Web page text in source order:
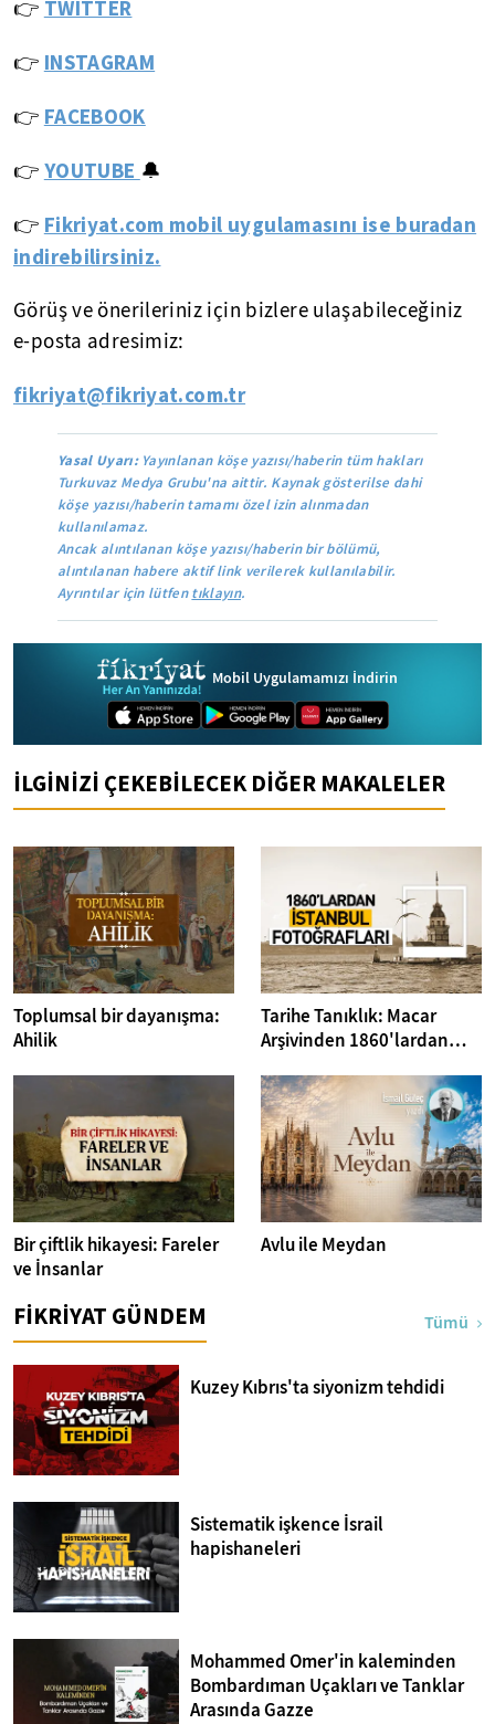
👉 TWITTER
👉 INSTAGRAM
👉 FACEBOOK
👉 YOUTUBE 🔔
👉 Fikriyat.com mobil uygulamasını ise buradan
indirebilirsiniz.
Görüş ve önerileriniz için bizlere ulaşabileceğiniz
e-posta adresimiz:
fikriyat@fikriyat.com.tr
Yasal Uyarı:Yayınlanan köşe yazısı/haberin tüm hakları
Turkuvaz Medya Grubu'na aittir. Kaynak gösterilse dahi
köşe yazısı/haberin tamamı özel izin alınmadan
kullanılamaz.
Ancak alıntılanan köşe yazısı/haberin bir bölümü,
alıntılanan habere aktif link verilerek kullanılabilir.
Ayrıntılar için lütfentıklayın.
Mobil Uygulamamızı İndirin
İLGİNİZİ ÇEKEBİLECEK DİĞER MAKALELER
Toplumsal bir dayanışma:
Ahilik
Tarihe Tanıklık: Macar
Arşivinden 1860'lardan
Bir çiftlik hikayesi: Fareler
ve İnsanlar
Avlu ile Meydan
FİKRİYAT GÜNDEM Tümü
Kuzey Kıbrıs'ta siyonizm tehdidi
Sistematik işkence İsrail
hapishaneleri
Mohammed Omer'in kaleminden
Bombardıman Uçakları ve Tanklar
Arasında Gazze